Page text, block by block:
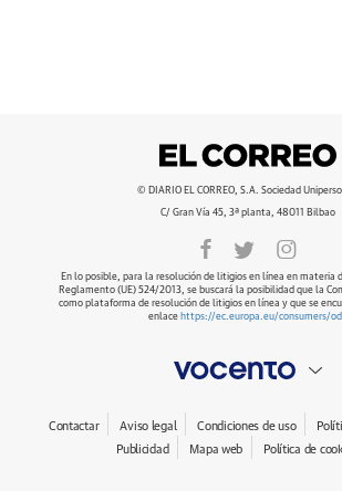
© DIARIO EL CORREO, S.A. Sociedad
C/ Gran Vía 45, 3ª planta, 48011 Bilbao
En lo posible, para la resolución de litigios en línea en materia
Reglamento (UE) 524/2013, se buscará la posibilidad que la
como plataforma de resolución de litigios en línea y que se
enlace https://ec.europa.eu/consumers/
Contactar Aviso legal Condiciones de uso
Publicidad
Mapa web Política de